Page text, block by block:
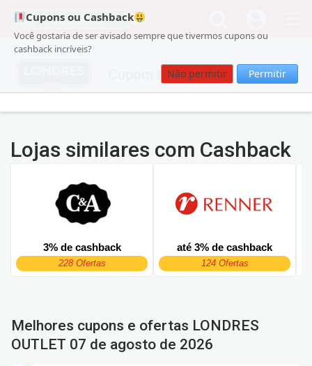
Cupons ou Cashback
Você gostaria de ser avisado sempre que tivermos cupons ou
cashback incríveis?
Não permitir Permitir
Cupom LONDRES OUTLET
Lojas similares com Cashback
3% de cashback
228 Ofertas
até 3% de cashback
124 Ofertas
Melhores cupons e ofertas LONDRES
OUTLET 07 de agosto de 2026